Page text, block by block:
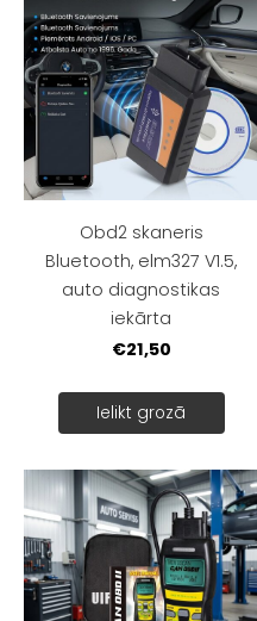
Obd2 skaneris
Bluetooth, elm327 V1.5,
auto diagnostikas
iekārta
€21,50
Ielikt grozā